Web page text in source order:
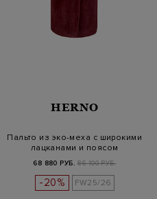
HERNO
Пальто из эко-меха с широкими
лацканами и поясом
68 880 РУБ. 86 100 РУБ.
-20% FW25/26